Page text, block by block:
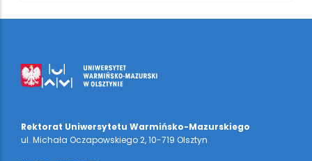
Rektorat Uniwersytetu Warmińsko-Mazurskiego
ul. Michała Oczapowskiego 2, 10-719 Olsztyn